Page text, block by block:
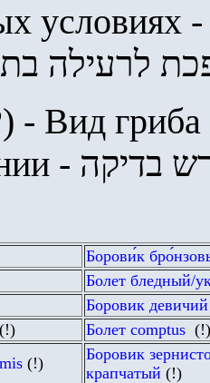
условиях
לרעילה
) - Вид
- בדיקה
Борови́к
Болет бледный/
Боровик девичий
(!) Болет comptus (!)
(!)
Боровик
крапчатый (!)